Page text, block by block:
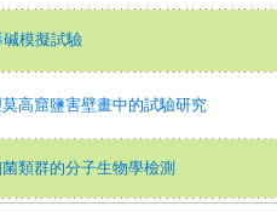
模擬試驗
高窟鹽害壁畫中的試驗研究
類群的分子生物學檢測